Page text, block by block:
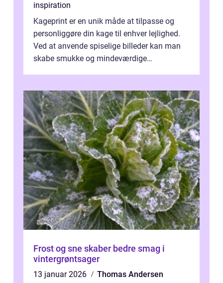
inspiration
Kageprint er en unik måde at tilpasse og
personliggøre din kage til enhver lejlighed.
Ved at anvende spiselige billeder kan man
skabe smukke og mindeværdige
Frost og sne skaber bedre smag i
vintergrøntsager
13 januar 2026 Thomas Andersen